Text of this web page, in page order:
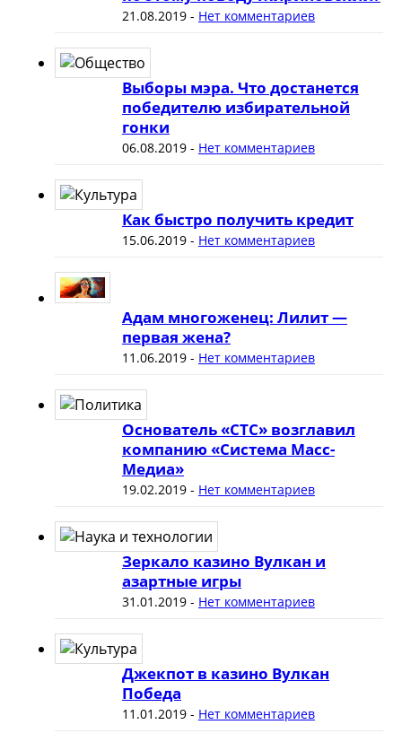
21.08.2019- Нет комментариев
Выборы мэра. Что достанется
победителю избирательной
гонки
06.08.2019- Нет комментариев
Как быстро получить кредит
15.06.2019- Нет комментариев
Адам многоженец: Лилит —
первая жена?
11.06.2019- Нет комментариев
Основатель «СТС» возглавил
компанию «Система Масс-
Медиа»
19.02.2019- Нет комментариев
Зеркало казино Вулкан и
азартные игры
31.01.2019- Нет комментариев
Джекпот в казино Вулкан
Победа
11.01.2019- Нет комментариев